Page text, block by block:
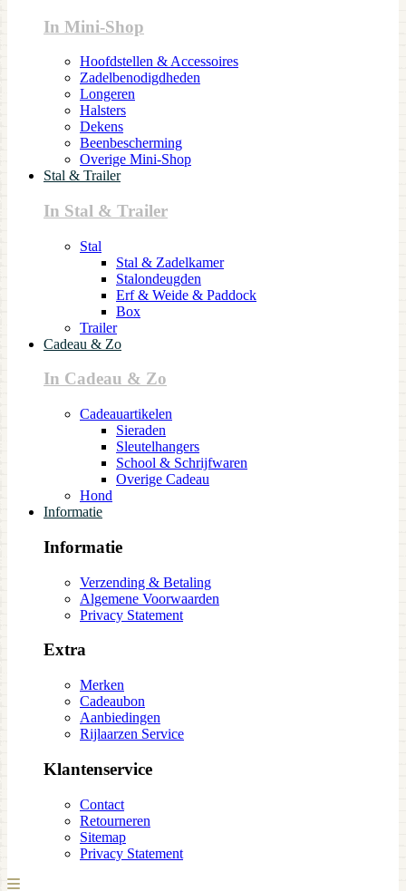
In Mini-Shop
Hoofdstellen & Accessoires
Zadelbenodigdheden
Longeren
Halsters
Dekens
Beenbescherming
Overige Mini-Shop
Stal & Trailer
In Stal & Trailer
Stal
Stal & Zadelkamer
Stalondeugden
Erf & Weide & Paddock
Box
Trailer
Cadeau & Zo
In Cadeau & Zo
Cadeauartikelen
Sieraden
Sleutelhangers
School & Schrijfwaren
Overige Cadeau
Hond
Informatie
Informatie
Verzending & Betaling
Algemene Voorwaarden
Privacy Statement
Extra
Merken
Cadeaubon
Aanbiedingen
Rijlaarzen Service
Klantenservice
Contact
Retourneren
Sitemap
Privacy Statement